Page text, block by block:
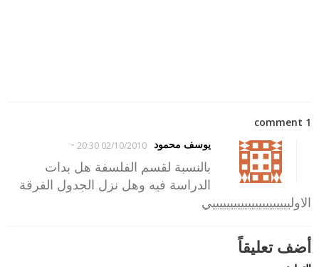
1 comment
يوسف محمود
02/10/2010 20:30
-
بالنسبة لقسم الفلسفة هل بدات
الدراسة فيه وهل نزل الجدول الفرقة
الاولييييييييييييييييييييييي
أضف تعليقاً